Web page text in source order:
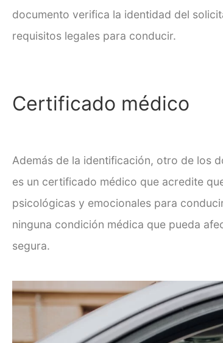
documento verifica la identidad del
requisitos legales para conducir.
Certificado médico
Además de la identificación, otro de los
es un certificado médico que acredite
psicológicas y emocionales para
ninguna condición médica que pueda
segura.